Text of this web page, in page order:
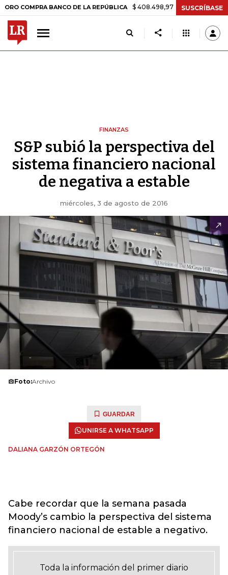
BANCO DE LA REPÚBLICA $ 408.498,97 +$ 8.753,81 +2,19%
SUSCRÍBASE
FINANZAS
S&P subió la perspectiva del
sistema financiero nacional
de negativa a estable
miércoles, 3 de agosto de 2016
Foto:Archivo
GUARDAR
UNIRSE A WHATSAPP
DALIANA GARZÓN ORTEGÓN
Cabe recordar que la semana pasada
Moody’s cambio la perspectiva del sistema
financiero nacional de estable a negativo.
Toda la información del primer diario